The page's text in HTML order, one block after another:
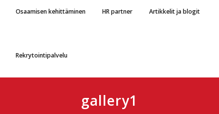
Osaamisen kehittäminen HR partner Artikkelit ja blogit
Rekrytointipalvelu
gallery1